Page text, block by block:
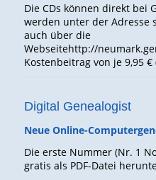
Die CDs können direkt bei
werden unter der Adresse
auch über die
Webseitehttp://
Kostenbeitrag von je 9,95 €
Digital Genealogist
Neue Online-
Die erste Nummer (Nr. 1
gratis als PDF-Datei